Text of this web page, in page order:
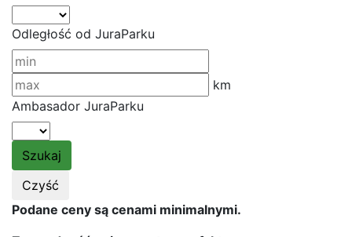
Odległość od JuraParku
km
Ambasador JuraParku
Podane ceny są cenami minimalnymi.